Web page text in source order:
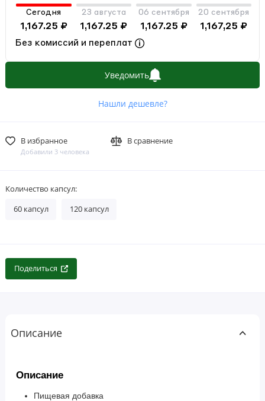
Сегодня
1,167.25 ₽
23 августа
1,167.25 ₽
06 сентября
1,167.25 ₽
20 сентября
1,167,25 ₽
Без комиссий и переплат
Уведомить
Нашли дешевле?
В избранное
Добавили 3 человека
В сравнение
Количество капсул:
60 капсул 120 капсул
Поделиться
Описание
Описание
Пищевая добавка